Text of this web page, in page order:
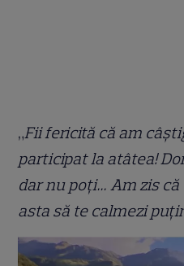
„Fii fericită că am
participat la atâtea!
dar nu poți… Am zis
asta să te calmezi